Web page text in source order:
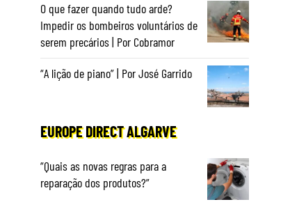
O que fazer quando tudo arde?
Impedir os bombeiros voluntários de
serem precários | Por Cobramor
“A lição de piano” | Por José Garrido
EUROPE DIRECT ALGARVE
“Quais as novas regras para a
reparação dos produtos?”